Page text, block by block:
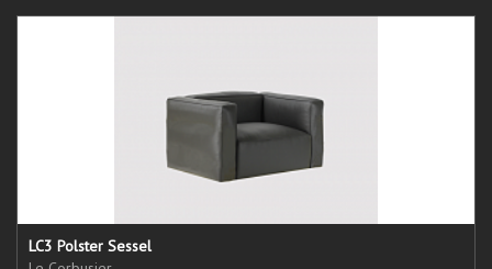
LC3 Polster Sessel